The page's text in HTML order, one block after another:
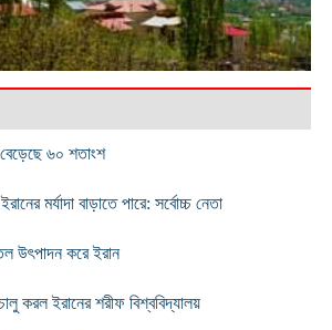
৬০ শতাংশ
মর্যাদা বাড়াতে পারে: সর্বোচ্চ নেতা
উৎপাদন করে ইরান
করল ইরানের শরীফ বিশ্ববিদ্যালয়